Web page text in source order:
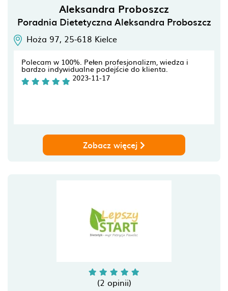
Aleksandra Proboszcz
Poradnia Dietetyczna Aleksandra Proboszcz
Hoża 97, 25-618 Kielce
Polecam w 100%. Pełen profesjonalizm, wiedza i
bardzo indywidualne podejście do klienta.
2023-11-17
Zobacz więcej
(2 opinii)